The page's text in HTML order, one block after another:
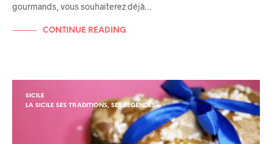
gourmands, vous souhaiterez déjà…
CONTINUE READING
SICILE
LA SICILE SES TRADITIONS, SES LÉGENDES